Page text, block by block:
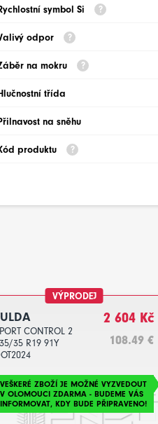
symbol Si
odpor
na mokru
třída
na sněhu
produktu
VÝPRODEJ
CONTROL 2
35 R19 91Y
2 604 Kč
108.49 €
VEŠKERÉ ZBOŽÍ JE MOŽNÉ VYZVEDOUT
V OLOMOUCI ZDARMA - BUDEME VÁS
INFORMOVAT, KDY BUDE PŘIPRAVENO!